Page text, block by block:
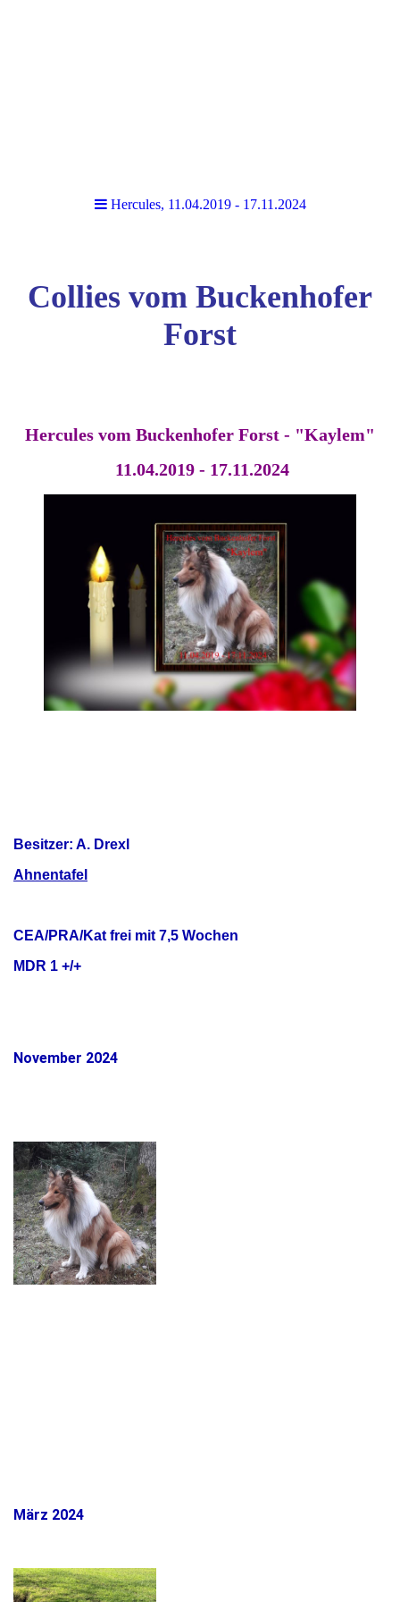
Hercules, 11.04.2019 - 17.11.2024
Collies vom Buckenhofer
Forst
Hercules vom Buckenhofer Forst - "Kaylem"
11.04.2019 - 17.11.2024
Besitzer: A. Drexl
Ahnentafel
CEA/PRA/Kat frei mit 7,5 Wochen
MDR 1 +/+
November 2024
März 2024